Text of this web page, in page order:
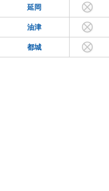
延岡
油津
都城